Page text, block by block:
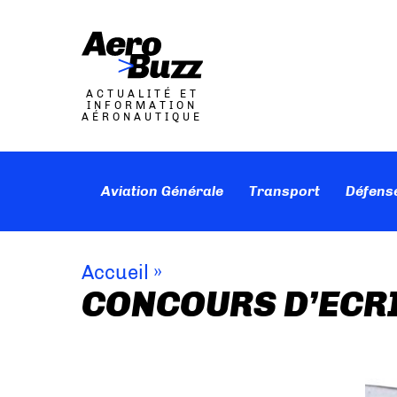
ACTUALITÉ ET
INFORMATION
AÉRONAUTIQUE
Aviation Générale Transport
Accueil »
CONCOURS